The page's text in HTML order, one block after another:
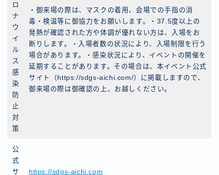
ロ
ナ
ウ
イ
ル
ス
感
染
防
止
対
策
・御来場の際は、マスクの着用、会場での手指の消
毒・検温等に御協力をお願いします。・37.5度以上の
発熱が確認された方や体調が優れない方は、入場をお
断りします。・入場者数の状況により、入場制限を行う
場合があります。・感染状況により、イベントの開催を
延期することがあります。その場合は、本イベント公式
サイト（https://sdgs-aichi.com/）に掲載しますので、
御来場の際は御確認の上、お越しください。
公
式
サ
https://sdgs-aichi.com